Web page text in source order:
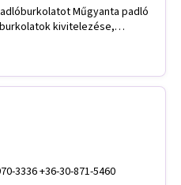
Műgyanta padló
3336 +36-30-871-5460